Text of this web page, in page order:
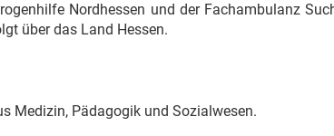
Nordhessen und der Fachambulanz
über das Land Hessen.
Medizin, Pädagogik und Sozialwesen.